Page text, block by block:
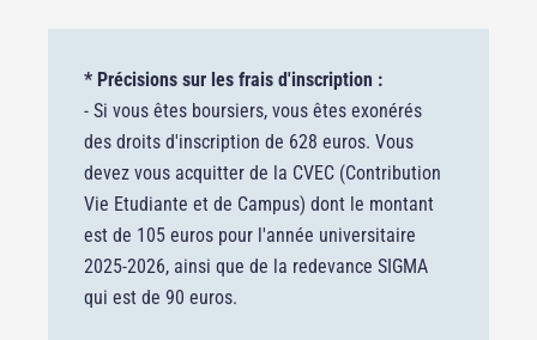
* Précisions sur les frais d'inscription :
- Si vous êtes boursiers, vous êtes exonérés
des droits d'inscription de 628 euros. Vous
devez vous acquitter de la CVEC (Contribution
Vie Etudiante et de Campus) dont le montant
est de 105 euros pour l'année universitaire
2025-2026, ainsi que de la redevance SIGMA
qui est de 90 euros.